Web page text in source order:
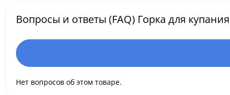
Вопросы и ответы (FAQ) Горка для
Нет вопросов об этом товаре.